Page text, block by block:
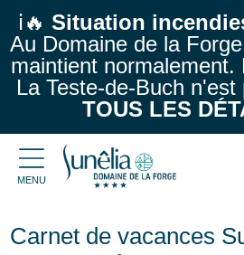
ℹ️🔥 Situation
Au Domaine de la
maintient normalement.
La Teste-de-Buch n'est
TOUS LES
MENU
Carnet de vacances